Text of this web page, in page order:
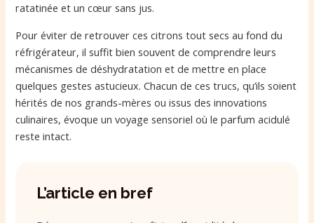
ratatinée et un cœur sans jus.
Pour éviter de retrouver ces citrons tout secs au fond du
réfrigérateur, il suffit bien souvent de comprendre leurs
mécanismes de déshydratation et de mettre en place
quelques gestes astucieux. Chacun de ces trucs, qu’ils soient
hérités de nos grands-mères ou issus des innovations
culinaires, évoque un voyage sensoriel où le parfum acidulé
reste intact.
L’article en bref